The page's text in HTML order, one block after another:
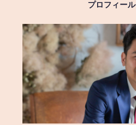
プロフィール